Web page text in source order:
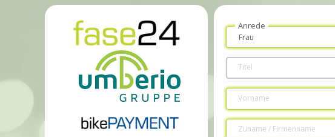
Anrede
Titel
Vorname
Zuname / Firmenname